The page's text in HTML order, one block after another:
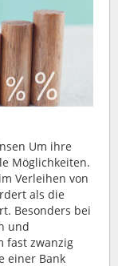
Um ihre
Möglichkeiten.
Verleihen von
als die
Besonders bei
und
fast zwanzig
einer Bank